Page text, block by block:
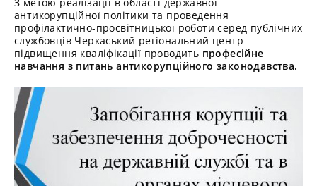
антикорупційної політики та проведення
профілактично-просвітницької роботи серед публічних
службовців Черкаський регіональний центр
підвищення кваліфікації проводить професійне
навчання з питань антикорупційного законодавства.